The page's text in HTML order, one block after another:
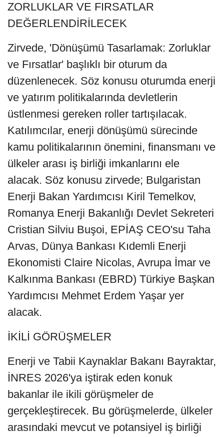
ZORLUKLAR VE FIRSATLAR
DEĞERLENDİRİLECEK
Zirvede, 'Dönüşümü Tasarlamak: Zorluklar
ve Fırsatlar' başlıklı bir oturum da
düzenlenecek. Söz konusu oturumda enerji
ve yatırım politikalarında devletlerin
üstlenmesi gereken roller tartışılacak.
Katılımcılar, enerji dönüşümü sürecinde
kamu politikalarının önemini, finansmanı ve
ülkeler arası iş birliği imkanlarını ele
alacak. Söz konusu zirvede; Bulgaristan
Enerji Bakan Yardımcısı Kiril Temelkov,
Romanya Enerji Bakanlığı Devlet Sekreteri
Cristian Silviu Buşoi, EPİAŞ CEO'su Taha
Arvas, Dünya Bankası Kıdemli Enerji
Ekonomisti Claire Nicolas, Avrupa İmar ve
Kalkınma Bankası (EBRD) Türkiye Başkan
Yardımcısı Mehmet Erdem Yaşar yer
alacak.
İKİLİ GÖRÜŞMELER
Enerji ve Tabii Kaynaklar Bakanı Bayraktar,
İNRES 2026'ya iştirak eden konuk
bakanlar ile ikili görüşmeler de
gerçekleştirecek. Bu görüşmelerde, ülkeler
arasındaki mevcut ve potansiyel iş birliği